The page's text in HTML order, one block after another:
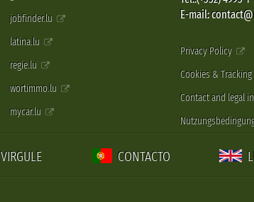
jobfinder.lu
latina.lu
regie.lu
wortimmo.lu
mycar.lu
E-mail:
Privacy Policy
Cookies & Tracking
Contact and legal
VIRGULE CONTACTO